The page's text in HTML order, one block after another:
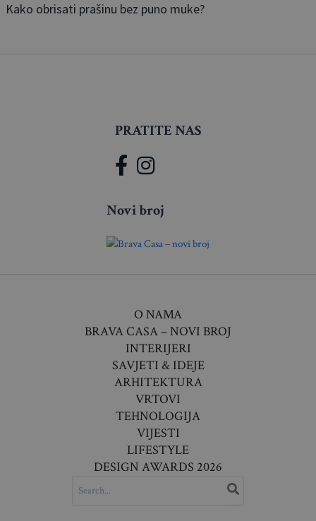
Kako obrisati prašinu bez puno muke?
PRATITE NAS
Novi broj
O NAMA
BRAVA CASA – NOVI BROJ
INTERIJERI
SAVJETI & IDEJE
ARHITEKTURA
VRTOVI
TEHNOLOGIJA
VIJESTI
LIFESTYLE
DESIGN AWARDS 2026
FOR: